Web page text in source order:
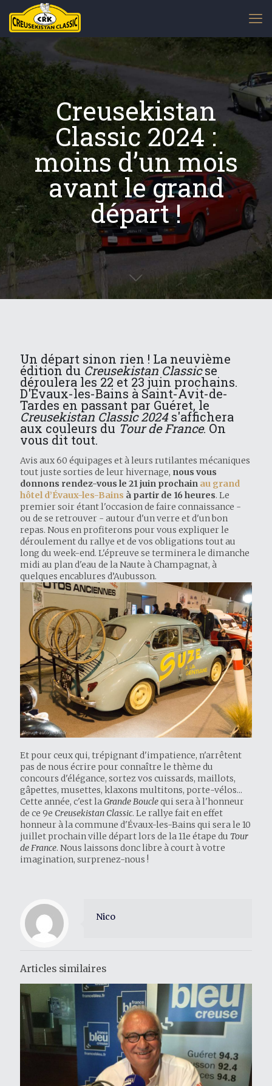
Creusekistan
Classic 2024 :
moins d’un mois
avant le grand
départ !
Un départ sinon rien ! La neuvième
édition du Creusekistan Classicse
déroulera les 22 et 23 juin prochains.
D'Évaux-les-Bains à Saint-Avit-de-
Tardes en passant par Guéret, le
Creusekistan Classic 2024s'affichera
aux couleurs du Tour de France. On
vous dit tout.
Avis aux 60 équipages et à leurs rutilantes mécaniques
tout juste sorties de leur hivernage, nous vous
donnons rendez-vous le 21 juin prochain au grand
hôtel d’Évaux-les-Bains à partir de 16 heures. Le
premier soir étant l'occasion de faire connaissance -
ou de se retrouver - autour d'un verre et d'un bon
repas. Nous en profiterons pour vous expliquer le
déroulement du rallye et de vos obligations tout au
long du week-end. L'épreuve se terminera le dimanche
midi au plan d'eau de la Naute à Champagnat, à
quelques encablures d’Aubusson.
Et pour ceux qui, trépignant d'impatience, n'arrêtent
pas de nous écrire pour connaître le thème du
concours d'élégance, sortez vos cuissards, maillots,
gâpettes, musettes, klaxons multitons, porte-vélos...
Cette année, c'est laGrande Bouclequi sera à l'honneur
de ce 9e Creusekistan Classic. Le rallye fait en effet
honneur à la commune d'Évaux-les-Bains qui sera le 10
juillet prochain ville départ lors de la 11e étape du Tour
de France. Nous laissons donc libre à court à votre
imagination, surprenez-nous !
Nico
Articles similaires